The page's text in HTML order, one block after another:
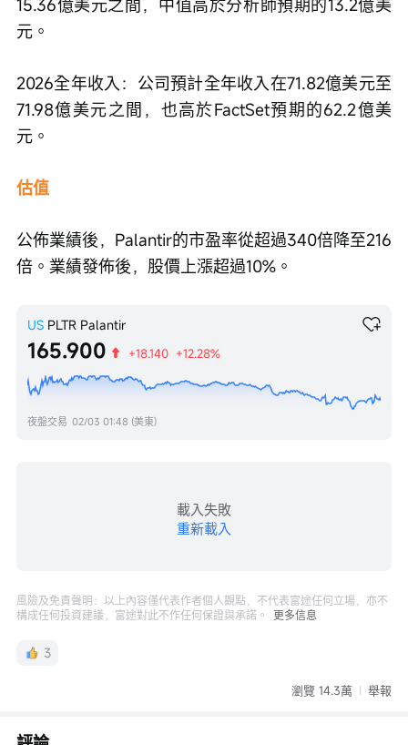
15.36億美元之間，中值高於分析師預期的13.2億美
元。
2026全年收入：公司預計全年收入在71.82億美元至
71.98億美元之間，也高於FactSet預期的62.2億美
元。
估值
公佈業績後，Palantir的市盈率從超過340倍降至216
倍。業績發佈後，股價上漲超過10%。
US PLTR Palantir
165.900 +18.140 +12.28%
夜盤交易 02/03 01:48 (美東)
載入失敗
重新載入
風險及免責聲明：以上內容僅代表作者個人觀點，不代表富途任何立場，亦不
構成任何投資建議，富途對此不作任何保證與承諾。
更多信息
3
瀏覽 14.3萬 舉報